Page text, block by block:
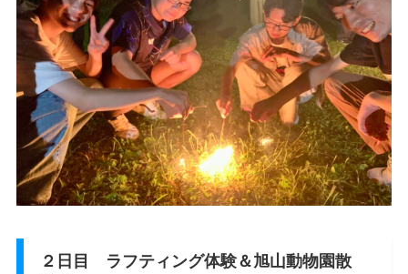
２日目 ラフティング体験＆旭山動物園散